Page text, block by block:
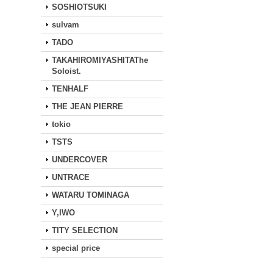
SOSHIOTSUKI
sulvam
TADO
TAKAHIROMIYASHITAThe
Soloist.
TENHALF
THE JEAN PIERRE
tokio
TSTS
UNDERCOVER
UNTRACE
WATARU TOMINAGA
Y,IWO
TITY SELECTION
special price